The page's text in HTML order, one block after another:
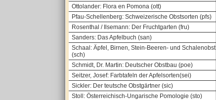
Ottolander: Flora en Pomona (ott)
Pfau-Schellenberg: Schweizerische Obstsorten (pfs)
Rosenthal / Ilsemann: Der Fruchtgarten (fru)
Sanders: Das Apfelbuch (san)
Schaal: Äpfel, Birnen, Stein-Beeren- und Schalenobst
(sch)
Schmidt, Dr. Martin: Deutscher Obstbau (poe)
Seitzer, Josef: Farbtafeln der Apfelsorten(sei)
Sickler: Der teutsche Obstgärtner (sic)
Stoll: Österreichisch-Ungarische Pomologie (sto)